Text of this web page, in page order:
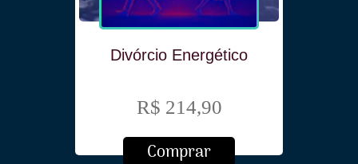
Divórcio Energético
R$ 214,90
Comprar